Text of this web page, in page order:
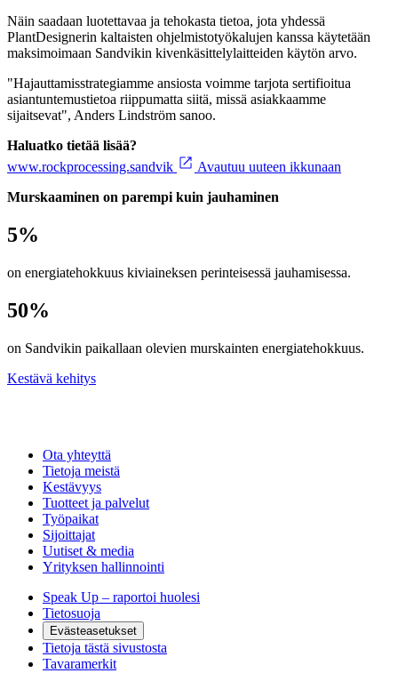
Näin saadaan luotettavaa ja tehokasta tietoa, jota yhdessä
PlantDesignerin kaltaisten ohjelmistotyökalujen kanssa käytetään
maksimoimaan Sandvikin kivenkäsittelylaitteiden käytön arvo.
"Hajauttamisstrategiamme ansiosta voimme tarjota sertifioitua
asiantuntemustietoa riippumatta siitä, missä asiakkaamme
sijaitsevat", Anders Lindström sanoo.
Haluatko tietää lisää?
www.rockprocessing.sandvik
Avautuu uuteen ikkunaan
Murskaaminen on parempi kuin jauhaminen
5%
on energiatehokkuus kiviaineksen perinteisessä jauhamisessa.
50%
on Sandvikin paikallaan olevien murskainten energiatehokkuus.
Kestävä kehitys
Ota yhteyttä
Tietoja meistä
Kestävyys
Tuotteet ja palvelut
Työpaikat
Sijoittajat
Uutiset & media
Yrityksen hallinnointi
Speak Up – raportoi huolesi
Tietosuoja
Evästeasetukset
Tietoja tästä sivustosta
Tavaramerkit